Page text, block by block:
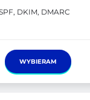
DKIM, DMARC
WYBIERAM